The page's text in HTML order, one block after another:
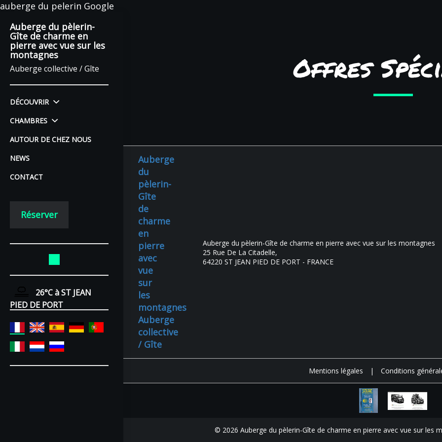
auberge du pelerin Google
Auberge du pèlerin-
Gîte de charme en
pierre avec vue sur les
montagnes
Auberge collective / Gîte
DÉCOUVRIR
CHAMBRES
AUTOUR DE CHEZ NOUS
NEWS
CONTACT
Réserver
26°Cà ST JEAN
PIED DE PORT
Offres
Auberge
du
pèlerin-
Gîte
de
charme
en
pierre
avec
vue
sur
les
montagnes
Auberge
collective
/ Gîte
Auberge du pèlerin-Gîte de charme en pierre avec vue sur les montagnes
25 Rue De La Citadelle,
64220 ST JEAN PIED DE PORT - FRANCE
Mentions légales | Conditions
© 2026 Auberge du pèlerin-Gîte de charme en pierre avec vue sur les